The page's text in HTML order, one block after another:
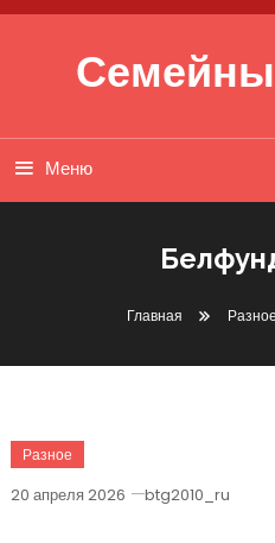
Перейти к содержимому
Меню
Главная Разное
Разное
20 апреля 2026 btg2010_ru